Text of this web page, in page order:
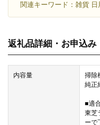
関連キーワード：雑貨
返礼品詳細・お申込み
内容量
掃除
純正
■適
東芝
ーで